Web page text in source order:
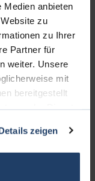
Medien anbieten
zu
zu Ihrer
Partner für
weiter. Unsere
mit
bereitgestellt
zeigen